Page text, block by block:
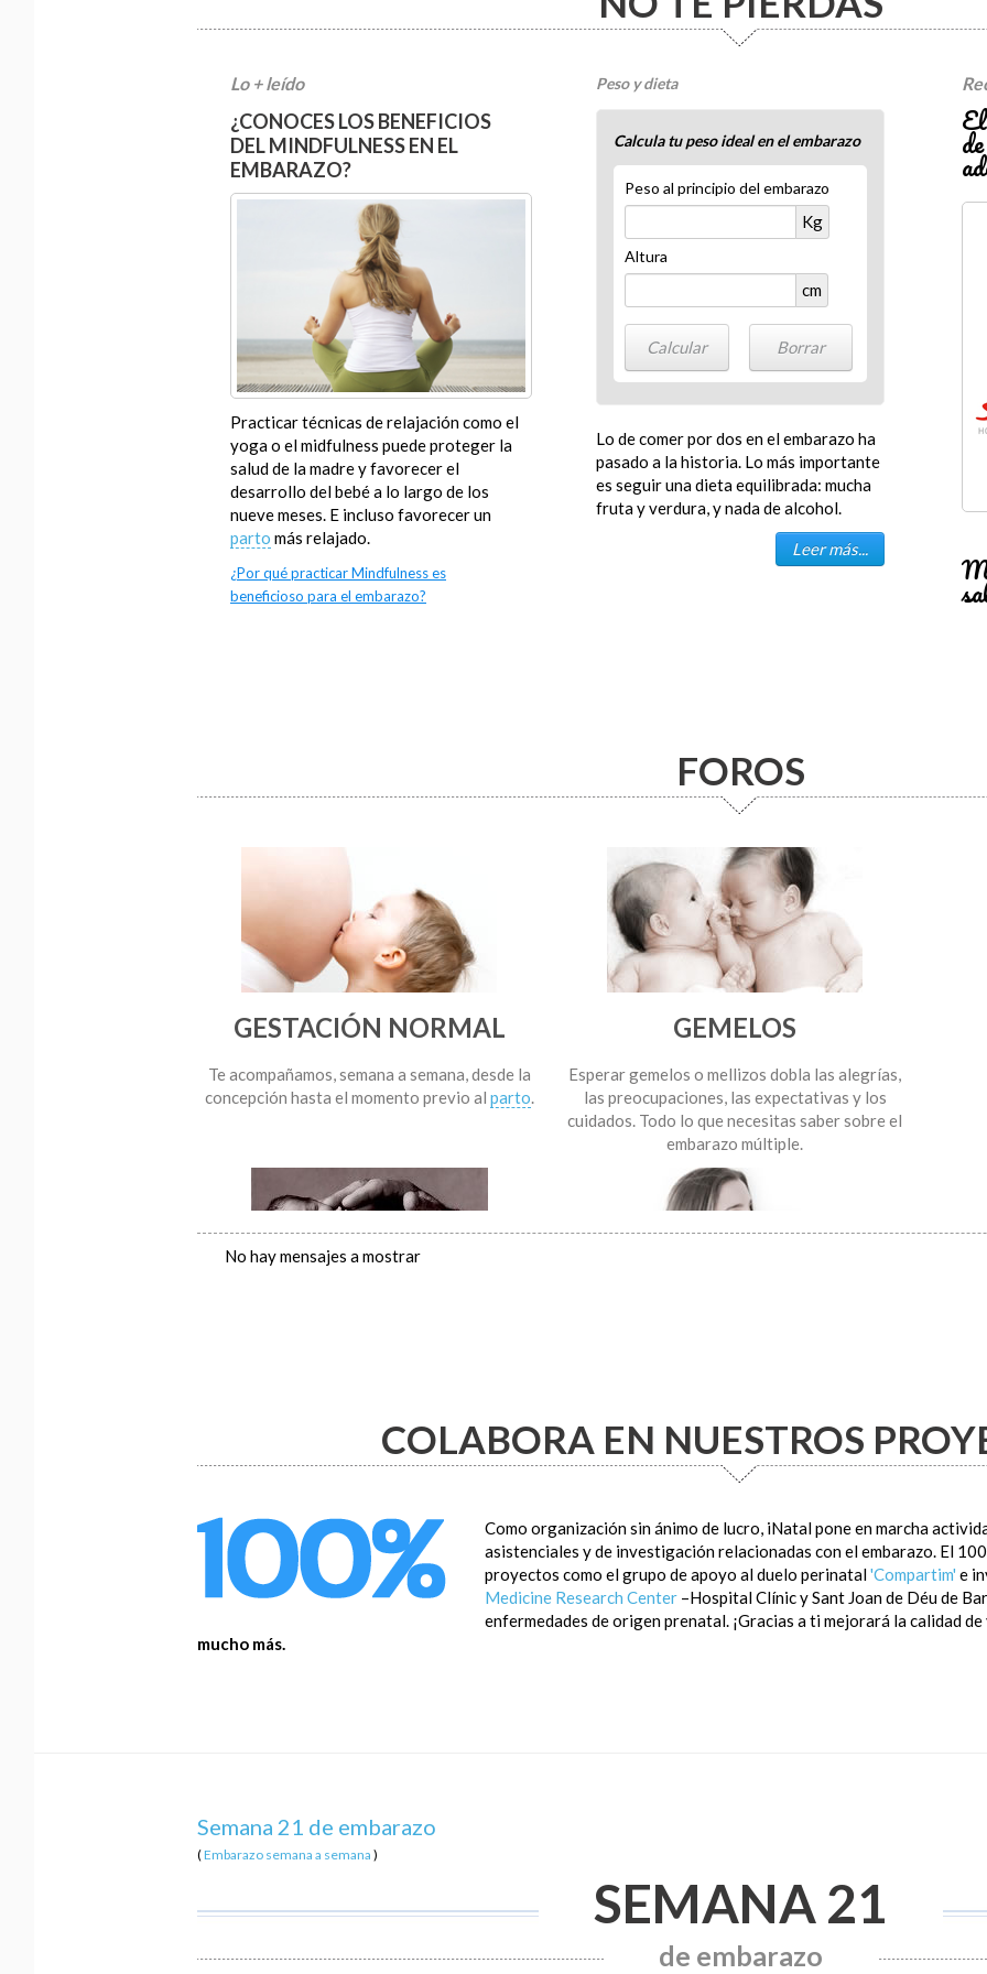
Lo + leído
¿CONOCES LOS BENEFICIOS
DEL MINDFULNESS EN EL
EMBARAZO?
Practicar técnicas de relajación como el
yoga o el midfulness puede proteger la
salud de la madre y favorecer el
desarrollo del bebé a lo largo de los
nueve meses. E incluso favorecer un
parto más relajado.
¿Por qué practicar Mindfulness es
beneficioso para el embarazo?
Peso y dieta
Calcula tu peso ideal en el embarazo
Peso al principio del embarazo
Kg
Altura
cm
Lo de comer por dos en el embarazo ha
pasado a la historia. Lo más importante
es seguir una dieta equilibrada: mucha
fruta y verdura, y nada de alcohol.
Leer más...
FOROS
GESTACIÓN NORMAL
Te acompañamos, semana a semana, desde la
concepción hasta el momento previo al parto.
GEMELOS
Esperar gemelos o mellizos dobla las alegrías,
las preocupaciones, las expectativas y los
cuidados. Todo lo que necesitas saber sobre el
embarazo múltiple.
después del nacimiento de tu hijo.
No hay mensajes a mostrar
COLABORA EN NUESTROS
Como organización sin ánimo de lucro, iNatal pone en marcha
asistenciales y de investigación relacionadas con el embarazo. El
proyectos como el grupo de apoyo al duelo perinatal'Compartim' e
Medicine Research Center –Hospital Clínic y Sant Joan de Déu de
enfermedades de origen prenatal. ¡Gracias a ti mejorará la calidad
mucho más.
Semana 21 de embarazo
(Embarazo semana a semana )
SEMANA 21
de embarazo